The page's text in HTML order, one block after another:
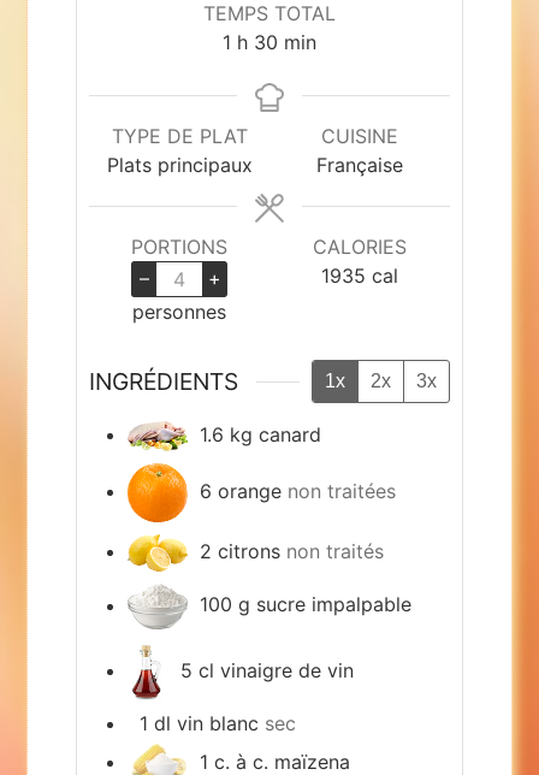
TEMPS TOTAL
1 heure
h 30 minutes
min
TYPE DE PLAT
Plats principaux
CUISINE
Française
PORTIONS
–
+
personnes
CALORIES
1935 cal
INGRÉDIENTS 1x 2x 3x
1.6 kg canard
6 orange non traitées
2 citrons non traités
100 g sucre impalpable
5 cl vinaigre de vin
1 dl vin blanc sec
1 c. à c. maïzena